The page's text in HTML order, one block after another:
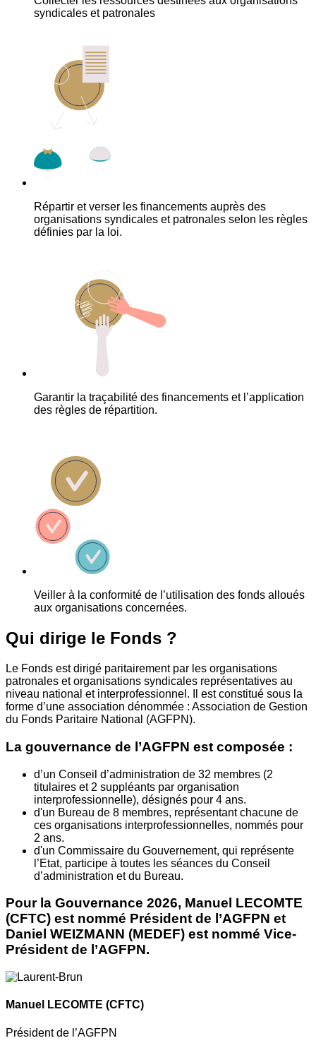
syndicales et patronales
Répartir et verser les financements auprès des
organisations syndicales et patronales selon les règles
définies par la loi.
Garantir la traçabilité des financements et l’application
des règles de répartition.
Veiller à la conformité de l’utilisation des fonds alloués
aux organisations concernées.
Qui dirige le Fonds ?
Le Fonds est dirigé paritairement par les organisations
patronales et organisations syndicales représentatives au
niveau national et interprofessionnel. Il est constitué sous la
forme d’une association dénommée : Association de Gestion
du Fonds Paritaire National (AGFPN).
La gouvernance de l’AGFPN est composée :
d’un Conseil d’administration de 32 membres (2
titulaires et 2 suppléants par organisation
interprofessionnelle), désignés pour 4 ans.
d'un Bureau de 8 membres, représentant chacune de
ces organisations interprofessionnelles, nommés pour
2 ans.
d'un Commissaire du Gouvernement, qui représente
l’Etat, participe à toutes les séances du Conseil
d’administration et du Bureau.
Pour la Gouvernance 2026, Manuel LECOMTE
(CFTC) est nommé Président de l’AGFPN et
Daniel WEIZMANN (MEDEF) est nommé Vice-
Président de l’AGFPN.
Manuel LECOMTE (CFTC)
Président de l’AGFPN